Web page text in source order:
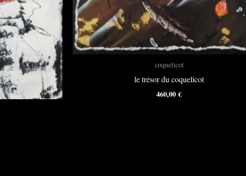
coquelicot
le trésor du coquelicot
460,00€